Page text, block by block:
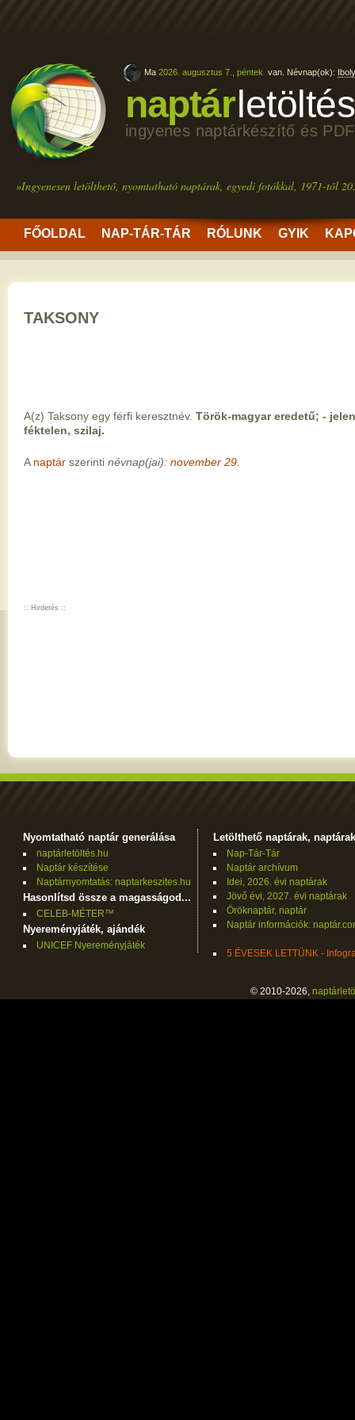
naptárletöltés
ingyenes naptárkészítő és
»Ingyenesen letölthető, nyomtatható naptárak, egyedi fotókkal, 1971-től
FŐOLDAL NAP-TÁR-TÁR RÓLUNK GYIK
Ma 2026. augusztus 7., péntek van. Névnap(ok):
TAKSONY
A(z) Taksony egy férfi keresztnév. Török-magyar eredetű; -
féktelen, szilaj.
A naptár szerinti névnap(jai): november 29.
:: Hirdetés ::
Nyomtatható naptár generálása
naptárletöltés.hu
Naptár készítése
Naptárnyomtatás: naptarkeszites.hu
Hasonlítsd össze a magasságod...
CELEB-MÉTER™
Nyereményjáték, ajándék
UNICEF Nyereményjáték
Letölthető naptárak, naptárak
Nap-Tár-Tár
Naptár archívum
Idei, 2026. évi naptárak
Jövő évi, 2027. évi naptárak
Öröknaptár, naptár
Naptár információk:
5 ÉVESEK LETTÜNK -
© 2010-2026,